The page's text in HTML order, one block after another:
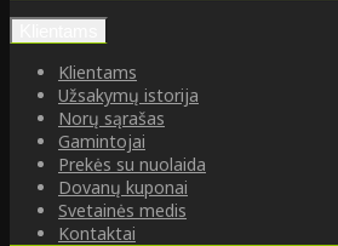
Klientams
Užsakymų istorija
Norų sąrašas
Gamintojai
Prekės su nuolaida
Dovanų kuponai
Svetainės medis
Kontaktai